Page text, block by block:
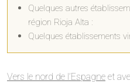
Quelques autres
région Rioja Alta :
Quelques établissements
Vers le nord de l’Espagne et